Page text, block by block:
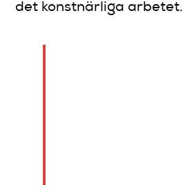
det konstnärliga arbetet.